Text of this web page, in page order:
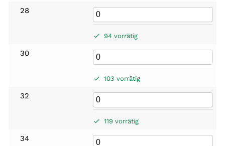
28
94 vorrätig
30
103 vorrätig
32
119 vorrätig
34